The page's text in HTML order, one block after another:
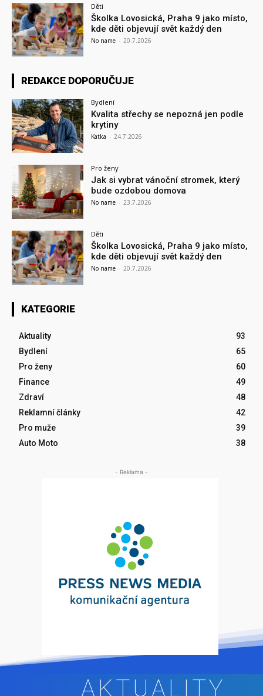
Děti
Školka Lovosická, Praha 9 jako místo,
kde děti objevují svět každý den
No name - 20.7.2026
REDAKCE DOPORUČUJE
Bydlení
Kvalita střechy se nepozná jen podle
krytiny
Katka - 24.7.2026
Pro ženy
Jak si vybrat vánoční stromek, který
bude ozdobou domova
No name - 23.7.2026
Děti
Školka Lovosická, Praha 9 jako místo,
kde děti objevují svět každý den
No name - 20.7.2026
KATEGORIE
Aktuality
93
Bydlení
65
Pro ženy
60
Finance
49
Zdraví
48
Reklamní články
42
Pro muže
39
Auto Moto
38
- Reklama -
AKTUALITY